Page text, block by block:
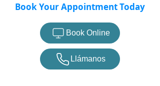
Book Your Appointment Today
Book Online
Llámanos